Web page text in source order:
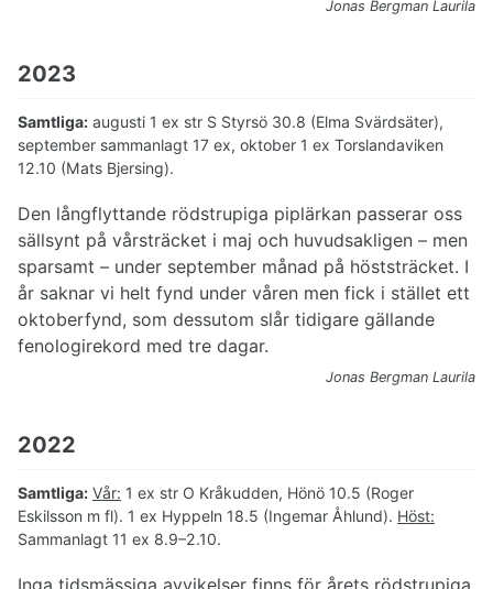
Jonas Bergman Laurila
2023
Samtliga: augusti 1 ex str S Styrsö 30.8 (Elma Svärdsäter),
september sammanlagt 17 ex, oktober 1 ex Torslandaviken
12.10 (Mats Bjersing).
Den långflyttande rödstrupiga piplärkan passerar oss
sällsynt på vårsträcket i maj och huvudsakligen – men
sparsamt – under september månad på höststräcket. I
år saknar vi helt fynd under våren men fick i stället ett
oktoberfynd, som dessutom slår tidigare gällande
fenologirekord med tre dagar.
Jonas Bergman Laurila
2022
Samtliga: Vår: 1 ex str O Kråkudden, Hönö 10.5 (Roger
Eskilsson m fl). 1 ex Hyppeln 18.5 (Ingemar Åhlund). Höst:
Sammanlagt 11 ex 8.9–2.10.
Inga tidsmässiga avvikelser finns för årets rödstrupiga